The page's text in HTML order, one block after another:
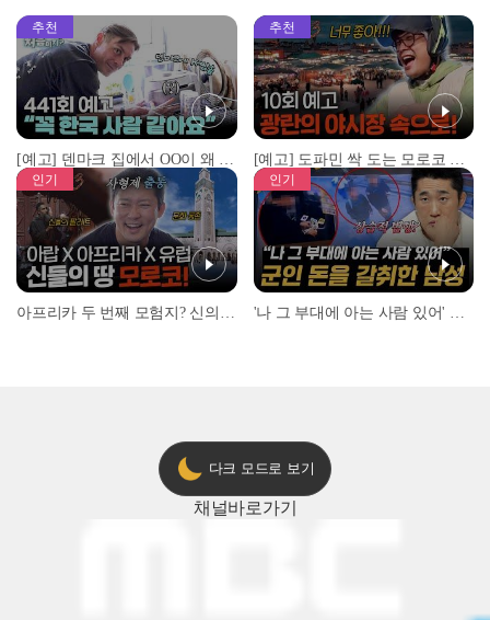
추천
[예고] 덴마크 집에서 OO이 왜 나와...? 이상할 정도로 한국을 사랑하는 우리 형을 제보합니다!
추천
[예고] 도파민 싹 도는 모로코 야시장 투어!
인기 인기
다크 모드로 보기
채널바로가기